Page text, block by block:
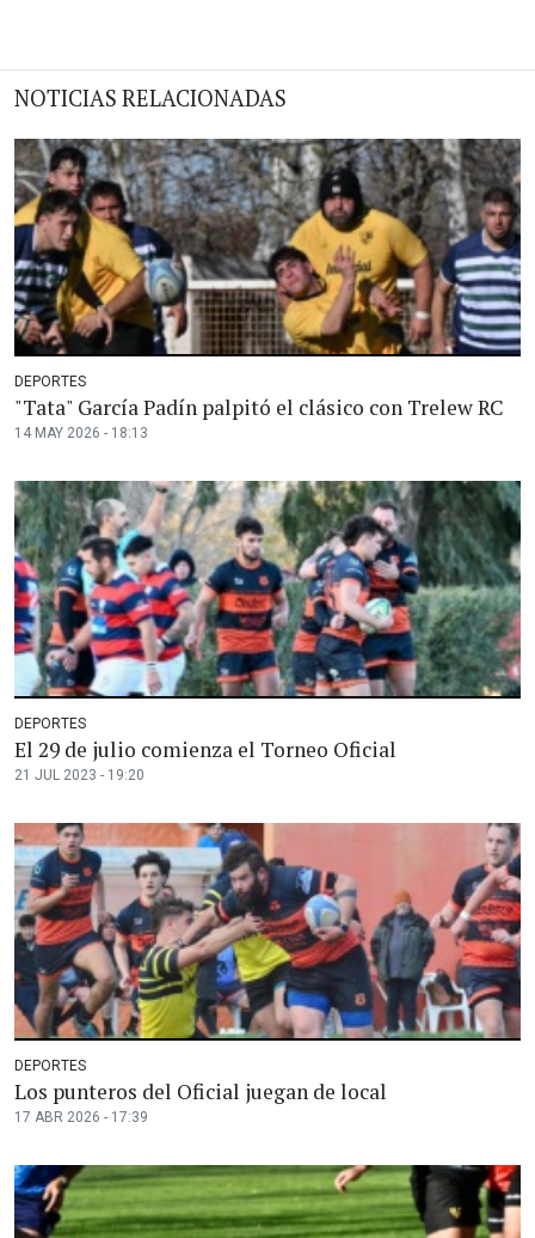
NOTICIAS RELACIONADAS
DEPORTES
"Tata" García Padín palpitó el clásico con Trelew RC
14 MAY 2026 - 18:13
DEPORTES
El 29 de julio comienza el Torneo Oficial
21 JUL 2023 - 19:20
DEPORTES
Los punteros del Oficial juegan de local
17 ABR 2026 - 17:39